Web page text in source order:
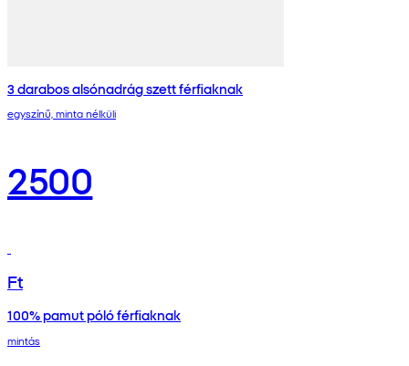
3 darabos alsónadrág szett férfiaknak
egyszínű, minta nélküli
2500
Ft
100% pamut póló férfiaknak
mintás